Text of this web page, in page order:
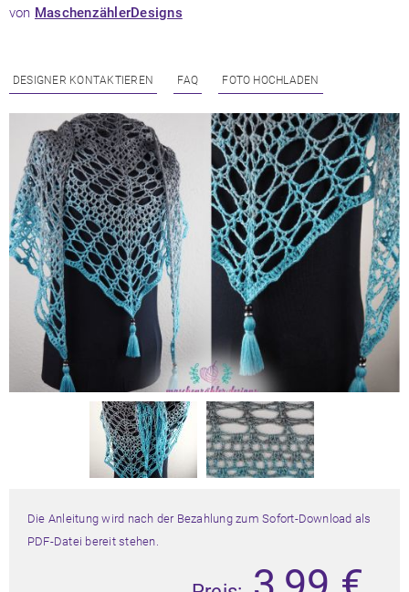
von MaschenzählerDesigns
DESIGNER KONTAKTIEREN FAQ FOTO HOCHLADEN
Die Anleitung wird nach der Bezahlung zum Sofort-Download als
PDF-Datei bereit stehen.